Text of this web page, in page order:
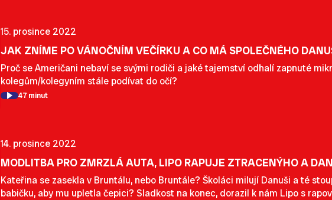
15. prosince 2022
JAK ZNÍME PO VÁNOČNÍM VEČÍRKU A CO MÁ SPOLEČNÉHO
Proč se Američani nebaví se svými rodiči a jaké tajemství odhalí zapnuté
kolegům/kolegyním stále podívat do očí?
47 minut
14. prosince 2022
MODLITBA PRO ZMRZLÁ AUTA, LIPO RAPUJE ZTRACENÝHO A
Kateřina se zasekla v Bruntálu, nebo Bruntále? Školáci milují Danuši a té
babičku, aby mu upletla čepici? Sladkost na konec, dorazil k nám Lipo s